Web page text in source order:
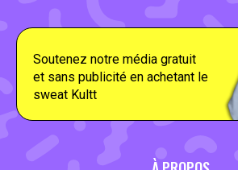
Soutenez notre média gratuit
et sans publicité en achetant le
sweat Kultt